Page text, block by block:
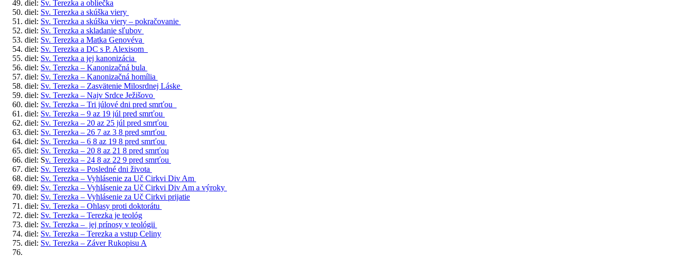
diel: Sv. Terezka a obliečka
diel: Sv. Terezka a skúška viery
diel: Sv. Terezka a skúška viery – pokračovanie
diel: Sv. Terezka a skladanie sľubov
diel: Sv. Terezka a Matka Genovéva
diel: Sv. Terezka a DC s P. Alexisom
diel: Sv. Terezka a jej kanonizácia
diel: Sv. Terezka – Kanonizačná bula
diel: Sv. Terezka – Kanonizačná homília
diel: Sv. Terezka – Zasvätenie Milosrdnej Láske
diel: Sv. Terezka – Najv Srdce Ježišovo
diel: Sv. Terezka – Tri júlové dni pred smrťou
diel: Sv. Terezka – 9 az 19 júl pred smrťou
diel: Sv. Terezka – 20 az 25 júl pred smrťou
diel: Sv. Terezka – 26 7 az 3 8 pred smrťou
diel: Sv. Terezka – 6 8 az 19 8 pred smrťou
diel: Sv. Terezka – 20 8 az 21 8 pred smrťou
diel: Sv. Terezka – 24 8 az 22 9 pred smrťou
diel: Sv. Terezka – Posledné dni života
diel: Sv. Terezka – Vyhlásenie za Uč Cirkvi Div Am
diel: Sv. Terezka – Vyhlásenie za Uč Cirkvi Div Am a výroky
diel: Sv. Terezka – Vyhlásenie za Uč Cirkvi prijatie
diel: Sv. Terezka – Ohlasy proti doktorátu
diel: Sv. Terezka – Terezka je teológ
diel: Sv. Terezka – jej prínosy v teológii
diel: Sv. Terezka – Terezka a vstup Celiny
diel: Sv. Terezka – Záver Rukopisu A